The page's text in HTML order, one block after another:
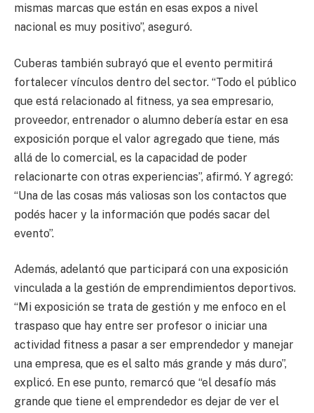
mismas marcas que están en esas expos a nivel
nacional es muy positivo”, aseguró.
Cuberas también subrayó que el evento permitirá
fortalecer vínculos dentro del sector. “Todo el público
que está relacionado al fitness, ya sea empresario,
proveedor, entrenador o alumno debería estar en esa
exposición porque el valor agregado que tiene, más
allá de lo comercial, es la capacidad de poder
relacionarte con otras experiencias”, afirmó. Y agregó:
“Una de las cosas más valiosas son los contactos que
podés hacer y la información que podés sacar del
evento”.
Además, adelantó que participará con una exposición
vinculada a la gestión de emprendimientos deportivos.
“Mi exposición se trata de gestión y me enfoco en el
traspaso que hay entre ser profesor o iniciar una
actividad fitness a pasar a ser emprendedor y manejar
una empresa, que es el salto más grande y más duro”,
explicó. En ese punto, remarcó que “el desafío más
grande que tiene el emprendedor es dejar de ver el